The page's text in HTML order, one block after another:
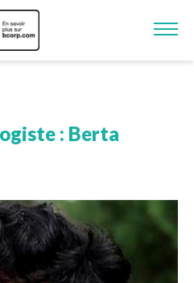
Aller au contenu principal
: Berta